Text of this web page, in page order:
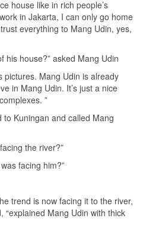
house like in rich people’s
in Jakarta, I can only go home
everything to Mang Udin, yes,
his house?” asked Mang Udin
Mang Udin is already
in Mang Udin. It’s just a nice
”
Kuningan and called Mang
the river?”
facing him?”
trend is now facing it to the river,
“explained Mang Udin with thick